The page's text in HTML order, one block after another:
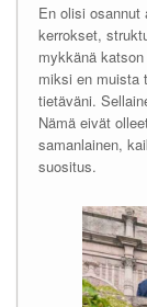
En olisi
kerrokset,
mykkänä
miksi en muista
tietäväni.
Nämä eivät
samanlainen,
suositus.